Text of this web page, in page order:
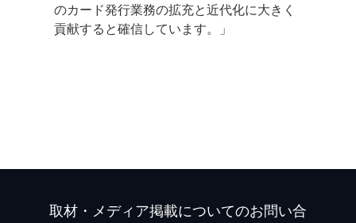
のカード発行業務の拡充と近代化に大きく
貢献すると確信しています。」
取材・メディア掲載についてのお問い合